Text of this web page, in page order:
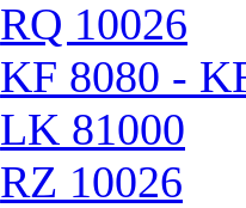
RQ 10026
KF 8080 -
LK 81000
RZ 10026